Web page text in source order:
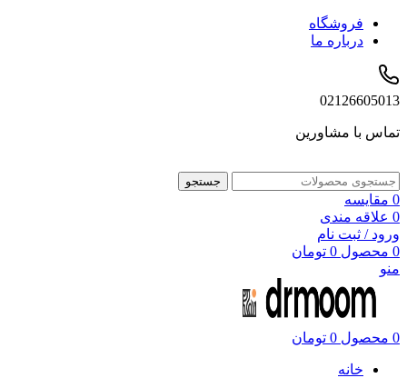
فروشگاه
درباره ما
02126605013
تماس با مشاورین
جستجو
0 مقایسه
0 علاقه مندی
ورود / ثبت نام
0 محصول 0 تومان
منو
0 محصول 0 تومان
خانه